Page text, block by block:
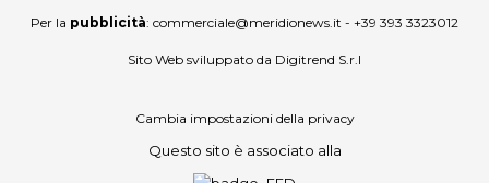
Per la pubblicità: commerciale@meridionews.it - +39 393 3323012
Sito Web sviluppato da Digitrend S.r.l
Cambia impostazioni della privacy
Questo sito è associato alla